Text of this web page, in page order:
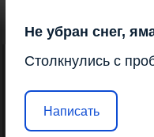
Не убран снег,
Столкнулись с
Написать